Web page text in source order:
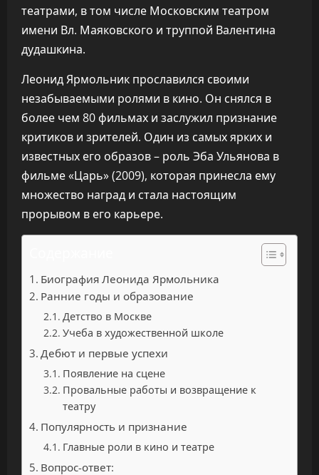
театрами, в том числе Московским театром
имени Вл. Маяковского и труппой Валентина
дудашкина.
Леонид Ярмольник прославился своими
незабываемыми ролями в кино. Он снялся в
более чем 80 фильмах и заслужил признание
критиков и зрителей. Один из самых ярких и
известных его образов – роль Эба Ульянова в
фильме «Царь» (2009), которая принесла ему
множество наград и стала настоящим
прорывом в его карьере.
Биография Леонида Ярмольника
Ранние годы и образование
Детство в Москве
Учеба в художественной школе
Дебют и первые успехи
Появление на сцене
Провальные работы и возвращение к
театру
Популярность и признание
Главные роли в кино и театре
Вопрос-ответ: